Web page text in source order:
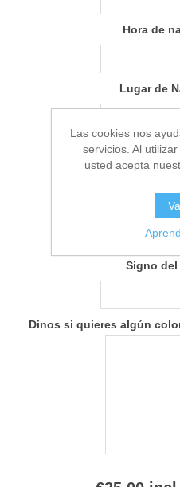
Hora de
Lugar de
Peso
Signo
Dinos si quieres algún
Las cookies nos
servicios. Al
usted acepta